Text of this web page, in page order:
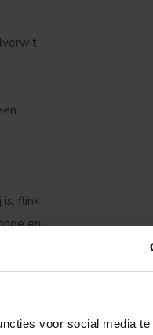
voor social media te
flink
en
bij